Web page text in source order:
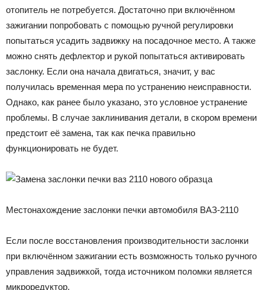
отопитель не потребуется. Достаточно при включённом
зажигании попробовать с помощью ручной регулировки
попытаться усадить задвижку на посадочное место. А также
можно снять дефлектор и рукой попытаться активировать
заслонку. Если она начала двигаться, значит, у вас
получилась временная мера по устранению неисправности.
Однако, как ранее было указано, это условное устранение
проблемы. В случае заклинивания детали, в скором времени
предстоит её замена, так как печка правильно
функционировать не будет.
Местонахождение заслонки печки автомобиля ВАЗ-2110
Если после восстановления производительности заслонки
при включённом зажигании есть возможность только ручного
управления задвижкой, тогда источником поломки является
микроредуктор.